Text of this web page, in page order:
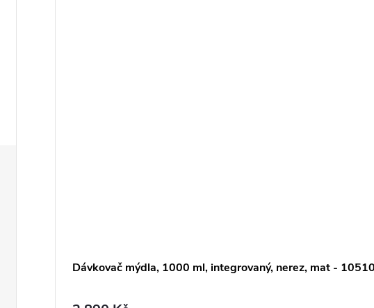
Dávkovač mýdla, 1000 ml, integrovaný, nerez, mat -